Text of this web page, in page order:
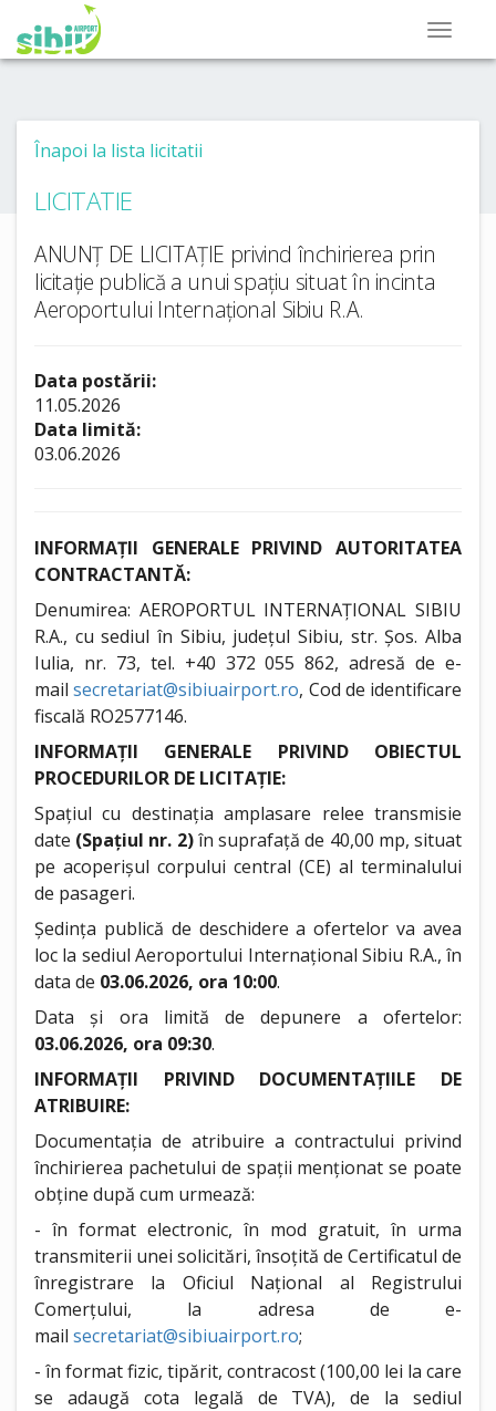
Înapoi la lista licitatii
LICITATIE
ANUNȚ DE LICITAȚIE privind închirierea prin
licitație publică a unui spațiu situat în incinta
Aeroportului Internațional Sibiu R.A.
Data postării:
11.05.2026
Data limită:
03.06.2026
INFORMAȚII GENERALE PRIVIND AUTORITATEA
CONTRACTANTĂ:
Denumirea: AEROPORTUL INTERNAȚIONAL SIBIU
R.A., cu sediul în Sibiu, județul Sibiu, str. Șos. Alba
Iulia, nr. 73, tel. +40 372 055 862, adresă de e-
mailsecretariat@sibiuairport.ro, Cod de identificare
fiscală RO2577146.
INFORMAȚII GENERALE PRIVIND OBIECTUL
PROCEDURILOR DE LICITAȚIE:
Spațiul cu destinația amplasare relee transmisie
date (Spațiul nr. 2)în suprafață de 40,00 mp, situat
pe acoperișul corpului central (CE) al terminalului
de pasageri.
Ședința publică de deschidere a ofertelor va avea
loc la sediul Aeroportului Internațional Sibiu R.A., în
data de 03.06.2026, ora 10:00.
Data și ora limită de depunere a ofertelor:
03.06.2026, ora 09:30.
INFORMAȚII PRIVIND DOCUMENTAȚIILE DE
ATRIBUIRE:
Documentația de atribuire a contractului privind
închirierea pachetului de spații menționat se poate
obține după cum urmează:
- în format electronic, în mod gratuit, în urma
transmiterii unei solicitări, însoțită de Certificatul de
înregistrare la Oficiul Național al Registrului
Comerțului, la adresa de e-
mail secretariat@sibiuairport.ro;
- în format fizic, tipărit, contracost (100,00 lei la care
se adaugă cota legală de TVA), de la sediul